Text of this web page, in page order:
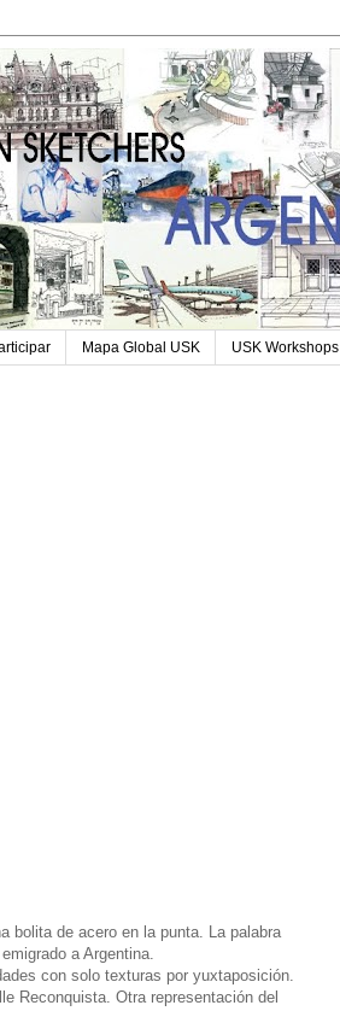
Mapa Global USK USK Workshops
bolita de acero en la punta. La palabra
a Argentina.
con solo texturas por yuxtaposición.
Reconquista. Otra representación del